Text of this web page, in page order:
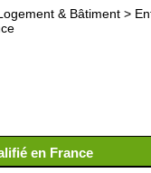
& Bâtiment >
en France